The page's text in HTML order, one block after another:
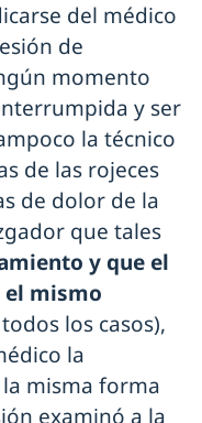
del médico
de
momento
y ser
la técnico
de las rojeces
de dolor de la
que tales
y que el
mismo
los casos),
la
misma forma
examinó a la